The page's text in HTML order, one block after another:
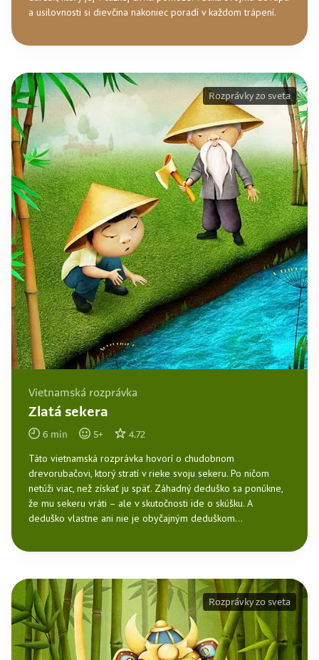
a usilovnosti si dievčina nakoniec poradí v každom trápení.
Vietnamská rozprávka
Zlatá sekera
6 min 5+ 4.72
Táto vietnamská rozprávka hovorí o chudobnom
drevorubačovi, ktorý stratí v rieke svoju sekeru. Po ničom
netúži viac, než získať ju späť. Záhadný deduško sa ponúkne,
že mu sekeru vráti – ale v skutočnosti ide o skúšku. A
deduško vlastne ani nie je obyčajným deduškom...
Rozprávky zo sveta
Rozprávky zo sveta